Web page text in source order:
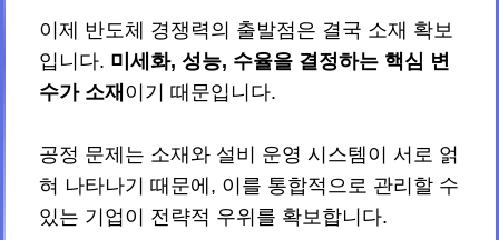
이제 반도체 경쟁력의 출발점은 결국 소재 확보
입니다. 미세화, 성능, 수율을 결정하는 핵심 변
수가 소재 이기 때문입니다.
공정 문제는 소재와 설비 운영 시스템이 서로 얽
혀 나타나기 때문에, 이를 통합적으로 관리할 수
있는 기업이 전략적 우위를 확보합니다.